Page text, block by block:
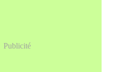
Publicité